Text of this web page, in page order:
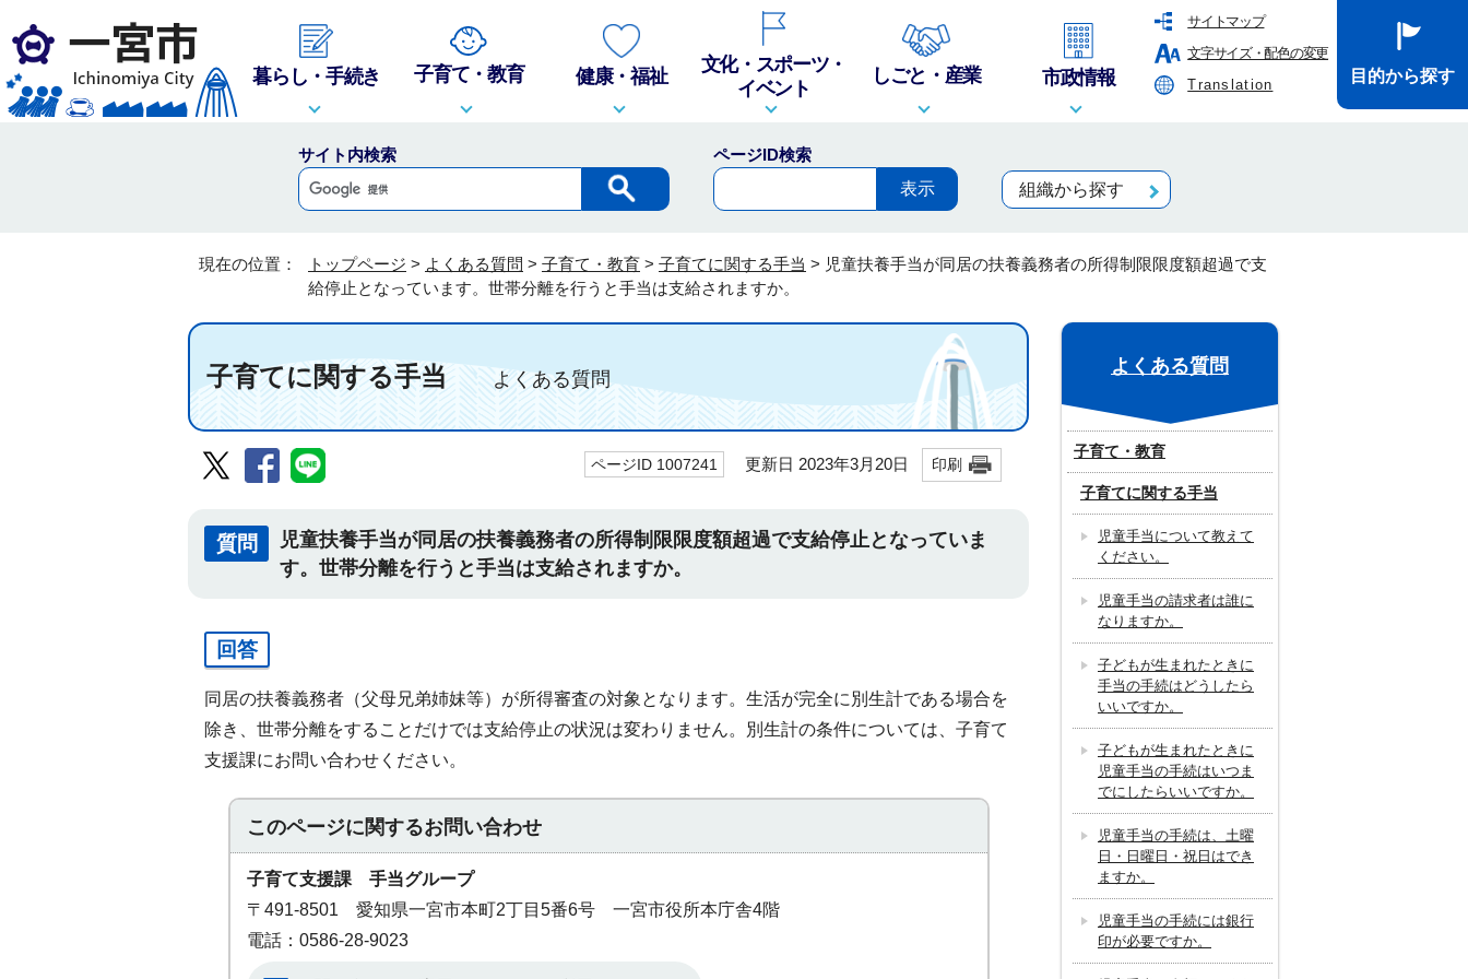
サイトマップ
文字サイズ・配色の変更
Translation
暮らし・手続き 子育て・教育 健康・福祉
文化・スポーツ・
イベント
しごと・産業 市政情報 目的から探す
サイト内検索
ページID検索
組織から探す
現在の位置： トップページ > よくある質問 > 子育て・教育 > 子育てに関する手当 > 児童扶養手当が同居の扶養義務者の所得制限限度額超過で支
給停止となっています。世帯分離を行うと手当は支給されますか。
子育てに関する手当よくある質問
ページID 1007241 更新日 2023年3月20日 印刷
質問
児童扶養手当が同居の扶養義務者の所得制限限度額超過で支給停止となっていま
す。世帯分離を行うと手当は支給されますか。
回答
同居の扶養義務者（父母兄弟姉妹等）が所得審査の対象となります。生活が完全に別生計である場合を
除き、世帯分離をすることだけでは支給停止の状況は変わりません。別生計の条件については、子育て
支援課にお問い合わせください。
このページに関するお問い合わせ
子育て支援課 手当グループ
〒491-8501 愛知県一宮市本町2丁目5番6号 一宮市役所本庁舎4階
電話：0586-28-9023
よくある質問
子育て・教育
子育てに関する手当
児童手当について教えて
ください。
児童手当の請求者は誰に
なりますか。
子どもが生まれたときに
手当の手続はどうしたら
いいですか。
子どもが生まれたときに
児童手当の手続はいつま
でにしたらいいですか。
児童手当の手続は、土曜
日・日曜日・祝日はでき
ますか。
児童手当の手続には銀行
印が必要ですか。